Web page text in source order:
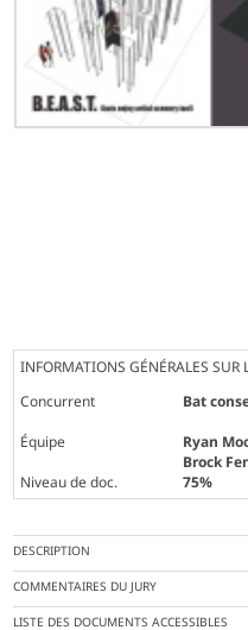
INFORMATIONS GÉNÉRALES SUR
Concurrent
Bat
Équipe
Ryan
Brock
Niveau de doc.
75%
DESCRIPTION
COMMENTAIRES DU JURY
LISTE DES DOCUMENTS ACCESSIBLES